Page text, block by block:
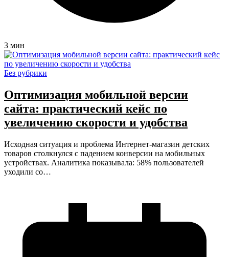
3 мин
Без рубрики
Оптимизация мобильной версии
сайта: практический кейс по
увеличению скорости и удобства
Исходная ситуация и проблема Интернет-магазин детских
товаров столкнулся с падением конверсии на мобильных
устройствах. Аналитика показывала: 58% пользователей
уходили со…